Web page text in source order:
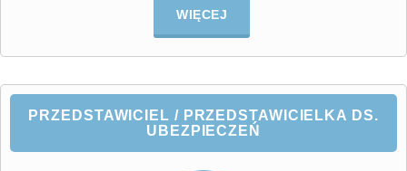
WIĘCEJ
PRZEDSTAWICIEL / PRZEDSTAWICIELKA DS.
UBEZPIECZEŃ